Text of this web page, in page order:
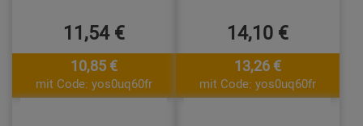
11,54 €
10,85 €
mit Code: yos0uq60fr
14,10 €
13,26 €
mit Code: yos0uq60fr